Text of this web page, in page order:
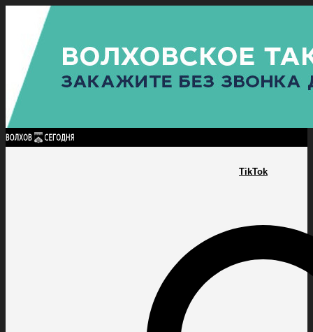
TikTok
Найти:
ГЛАВНАЯ ПОЛИТИКАПРОИСШЕСТВИЯ ПРОКУРАТУРАСПОРТ
ПОЛИТИКА
КУЛЬТУРА
ПОСЕЛЕНИЯ